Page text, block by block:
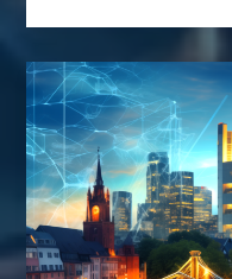
automatisieren
Workflows